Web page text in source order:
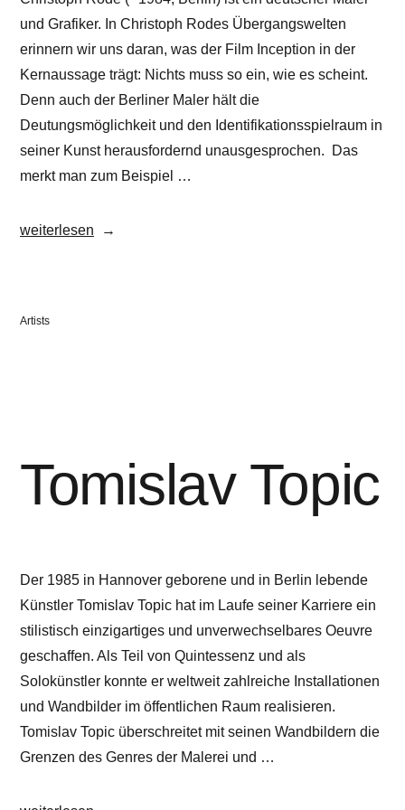
und Grafiker. In Christoph Rodes Übergangswelten
erinnern wir uns daran, was der Film Inception in der
Kernaussage trägt: Nichts muss so ein, wie es scheint.
Denn auch der Berliner Maler hält die
Deutungsmöglichkeit und den Identifikationsspielraum in
seiner Kunst herausfordernd unausgesprochen. Das
merkt man zum Beispiel …
„Christoph
weiterlesen
Veröffentlicht
Artists
Tomislav Topic
Der 1985 in Hannover geborene und in Berlin lebende
Künstler Tomislav Topic hat im Laufe seiner Karriere ein
stilistisch einzigartiges und unverwechselbares Oeuvre
geschaffen. Als Teil von Quintessenz und als
Solokünstler konnte er weltweit zahlreiche Installationen
und Wandbilder im öffentlichen Raum realisieren.
Tomislav Topic überschreitet mit seinen Wandbildern die
Grenzen des Genres der Malerei und …